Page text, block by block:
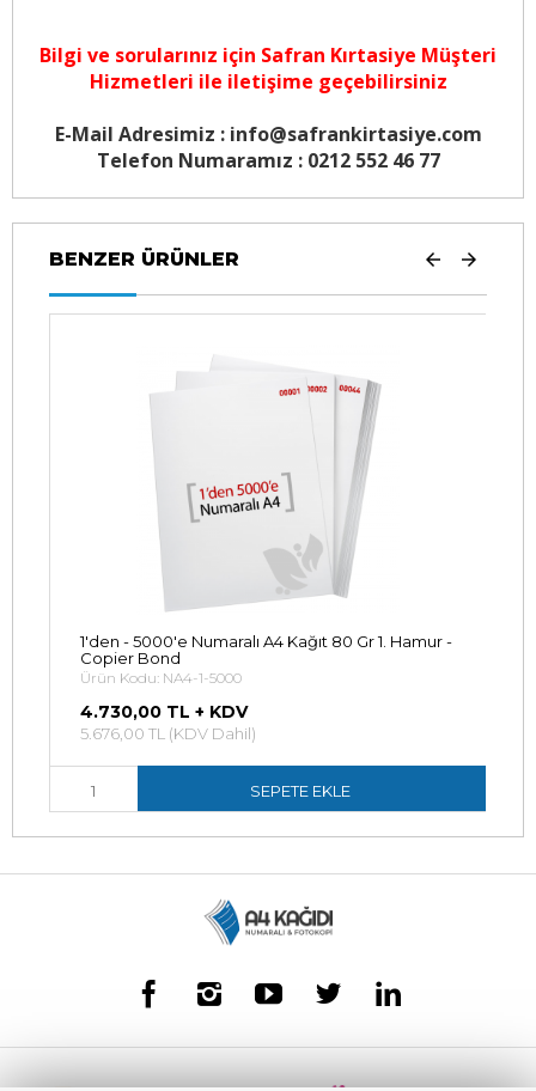
Bilgi ve sorularınız için Safran Kırtasiye Müşteri
Hizmetleri ile iletişime geçebilirsiniz
E-Mail Adresimiz : info@safrankirtasiye.com
Telefon Numaramız : 0212 552 46 77
BENZER ÜRÜNLER
1'den - 5000'e Numaralı A4 Kağıt 80 Gr 1. Hamur -
Copier Bond
Ürün Kodu: NA4-1-5000
4.730,00 TL + KDV
5.676,00 TL (KDV Dahil)
SEPETE EKLE